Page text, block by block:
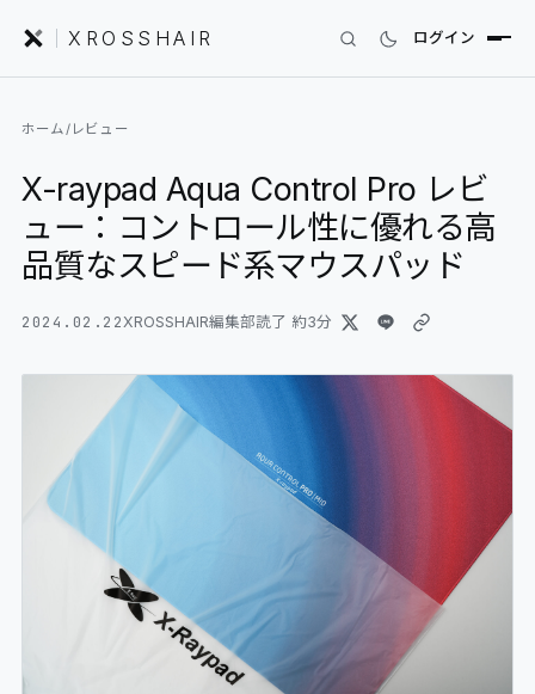
XROSSHAIR ログイン
01 製品を探す SEARCH
02編集部レビュー REVIEWS
03ニュース
フォーラム COMMUNITY
セットアップ
用語集 GLOSSARY
マイページ MY PAGE
ホーム/レビュー
X-raypad Aqua Control Pro レビ
ュー：コントロール性に優れる高
品質なスピード系マウスパッド
2024.02.22XROSSHAIR編集部読了 約3分